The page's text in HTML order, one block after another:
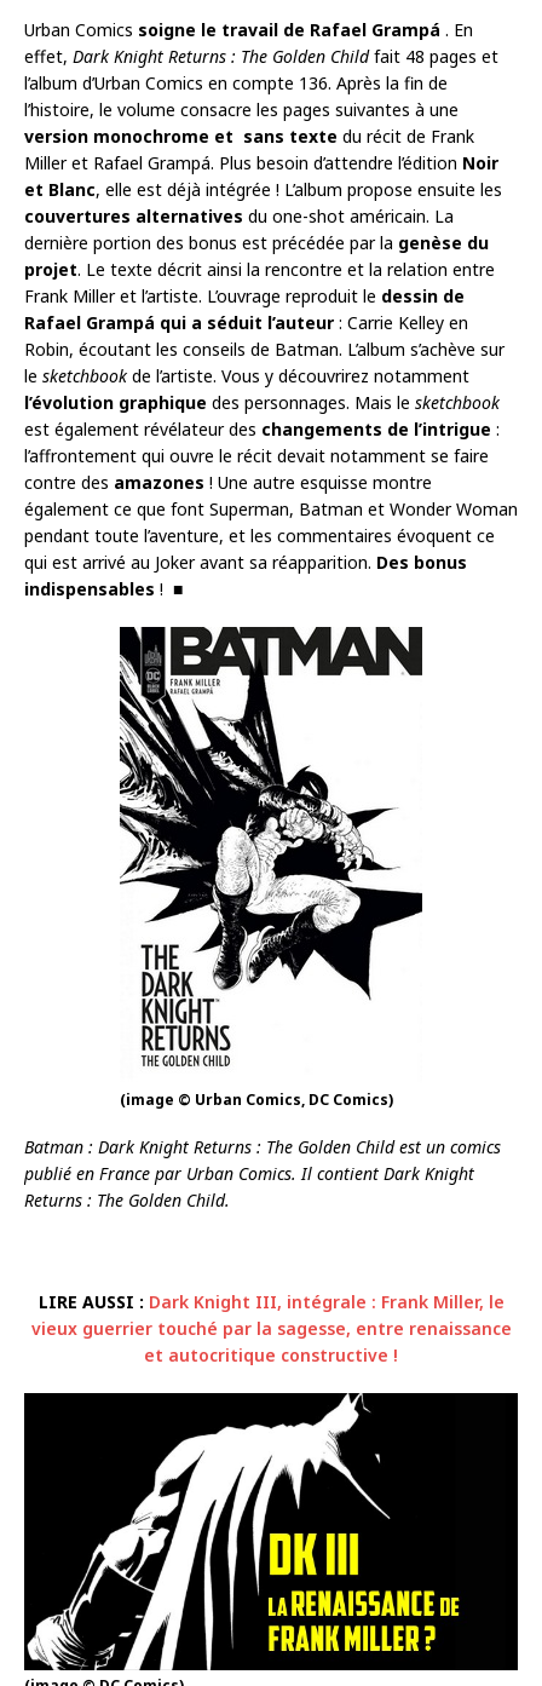
Urban Comics soigne le travail de Rafael Grampá . En
effet, Dark Knight Returns : The Golden Childfait 48 pages et
l’album d’Urban Comics en compte 136. Après la fin de
l’histoire, le volume consacre les pages suivantes à une
version monochrome et sans texte du récit de Frank
Miller et Rafael Grampá. Plus besoin d’attendre l’édition Noir
et Blanc, elle est déjà intégrée ! L’album propose ensuite les
couvertures alternatives du one-shot américain. La
dernière portion des bonus est précédée par la genèse du
projet. Le texte décrit ainsi la rencontre et la relation entre
Frank Miller et l’artiste. L’ouvrage reproduit le dessin de
Rafael Grampá qui a séduit l’auteur : Carrie Kelley en
Robin, écoutant les conseils de Batman. L’album s’achève sur
le sketchbook de l’artiste. Vous y découvrirez notamment
l’évolution graphique des personnages. Mais le sketchbook
est également révélateur des changements de l’intrigue :
l’affrontement qui ouvre le récit devait notamment se faire
contre des amazones ! Une autre esquisse montre
également ce que font Superman, Batman et Wonder Woman
pendant toute l’aventure, et les commentaires évoquent ce
qui est arrivé au Joker avant sa réapparition. Des bonus
indispensables ! ■
(image © Urban Comics, DC Comics)
Batman : Dark Knight Returns : The Golden Child est un comics
publié en France par Urban Comics. Il contient Dark Knight
Returns : The Golden Child.
LIRE AUSSI : Dark Knight III, intégrale : Frank Miller, le
vieux guerrier touché par la sagesse, entre renaissance
et autocritique constructive !